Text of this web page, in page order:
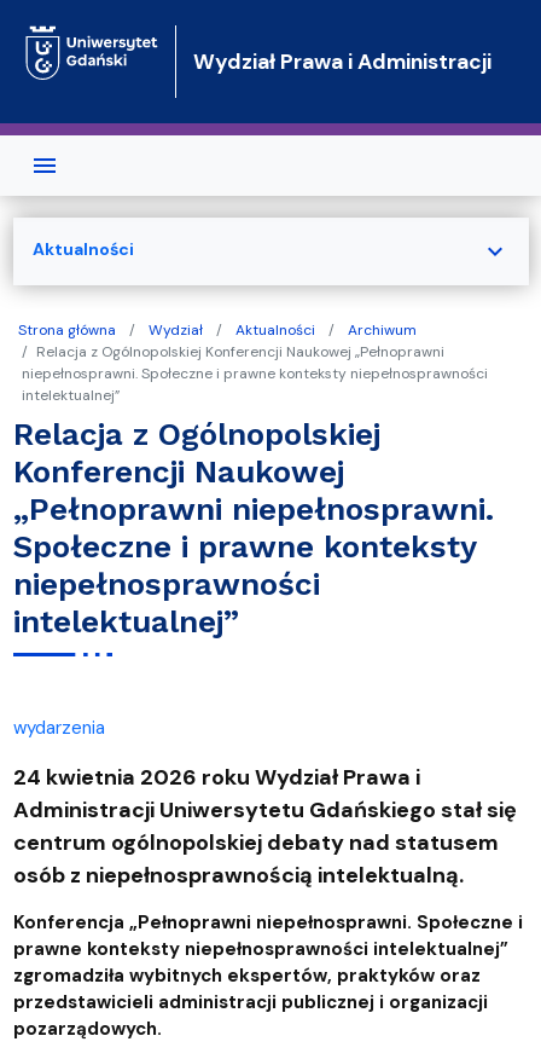
Wydział Prawa i Administracji
Strona główna Wydział Aktualności
Archiwum
Relacja z Ogólnopolskiej Konferencji Naukowej „Pełnoprawni
niepełnosprawni. Społeczne i prawne konteksty niepełnosprawności
intelektualnej”
Relacja z Ogólnopolskiej
Konferencji Naukowej
„Pełnoprawni niepełnosprawni.
Społeczne i prawne konteksty
niepełnosprawności
intelektualnej”
wydarzenia
24 kwietnia 2026 roku Wydział Prawa i
Administracji Uniwersytetu Gdańskiego stał się
centrum ogólnopolskiej debaty nad statusem
osób z niepełnosprawnością intelektualną.
Konferencja „Pełnoprawni niepełnosprawni. Społeczne i
prawne konteksty niepełnosprawności intelektualnej”
zgromadziła wybitnych ekspertów, praktyków oraz
przedstawicieli administracji publicznej i organizacji
pozarządowych.
Aktualności expand_more